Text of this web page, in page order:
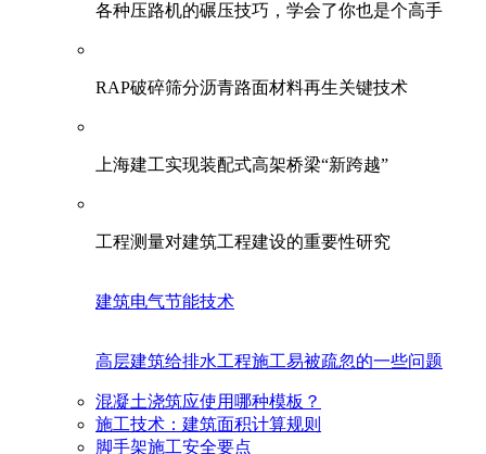
各种压路机的碾压技巧，学会了你也是个高手
RAP破碎筛分沥青路面材料再生关键技术
上海建工实现装配式高架桥梁“新跨越”
工程测量对建筑工程建设的重要性研究
建筑电气节能技术
高层建筑给排水工程施工易被疏忽的一些问题
混凝土浇筑应使用哪种模板？
施工技术：建筑面积计算规则
脚手架施工安全要点